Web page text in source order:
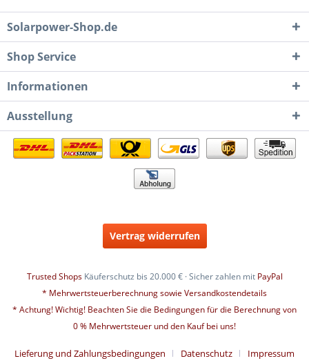
Solarpower-Shop.de
Shop Service
Informationen
Ausstellung
Vertrag widerrufen
Trusted ShopsKäuferschutz bis 20.000 € · Sicher zahlen mit PayPal
* Mehrwertsteuerberechnung sowie Versandkostendetails
* Achtung! Wichtig! Beachten Sie die Bedingungen für die Berechnung von
0 % Mehrwertsteuer und den Kauf bei uns!
Lieferung und Zahlungsbedingungen Datenschutz Impressum